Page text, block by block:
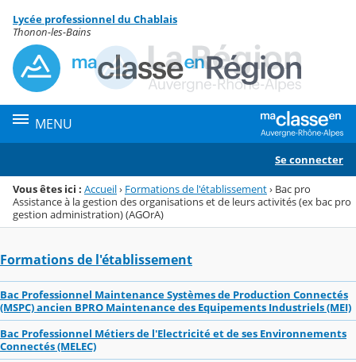
Menu de la rubrique
Contenu
Lycée professionnel du Chablais
Thonon-les-Bains
MENU
Se connecter
Vous êtes ici : Accueil› Formations de l'établissement› Bac pro
Assistance à la gestion des organisations et de leurs activités (ex bac pro
gestion administration) (AGOrA)
Formations de l'établissement
Bac Professionnel Maintenance Systèmes de Production Connectés
(MSPC) ancien BPRO Maintenance des Equipements Industriels (MEI)
Bac Professionnel Métiers de l'Electricité et de ses Environnements
Connectés (MELEC)